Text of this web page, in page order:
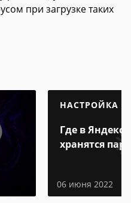
при загрузке таких
НАСТРОЙКА
Где в Яндекс
хранятся
06 июня 2022